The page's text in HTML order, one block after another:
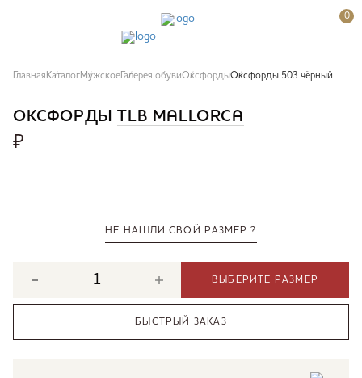
0
Главная КаталогМужское Галерея обувиОксфордыОксфорды 503 чёрный
ОКСФОРДЫ TLB MALLORCA
₽
НЕ НАШЛИ СВОЙ РАЗМЕР ?
ВЫБЕРИТЕ РАЗМЕР
БЫСТРЫЙ ЗАКАЗ